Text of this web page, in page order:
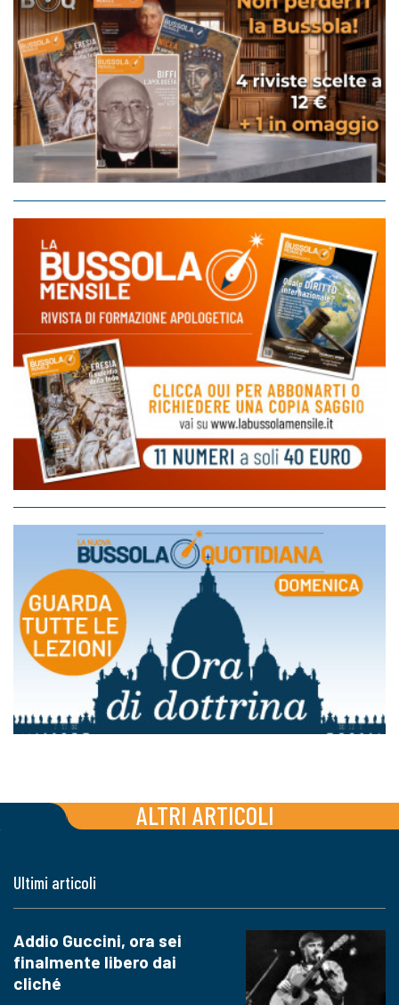
ALTRI ARTICOLI
Ultimi articoli
Addio Guccini, ora sei
finalmente libero dai
cliché